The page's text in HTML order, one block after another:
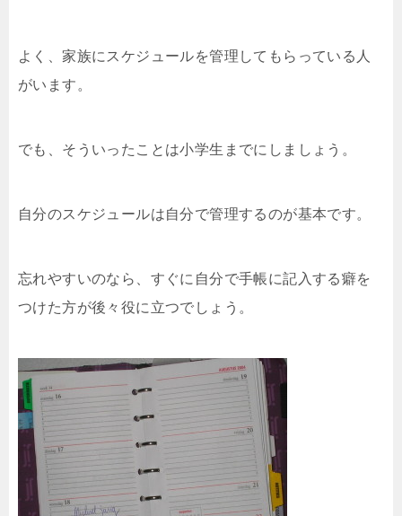
よく、家族にスケジュールを管理してもらっている人
がいます。
でも、そういったことは小学生までにしましょう。
自分のスケジュールは自分で管理するのが基本です。
忘れやすいのなら、すぐに自分で手帳に記入する癖を
つけた方が後々役に立つでしょう。